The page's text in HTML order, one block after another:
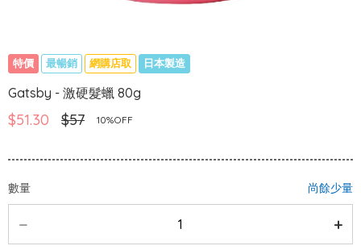
特價 最暢銷 網購店取 日本製造
Gatsby - 激硬髮蠟 80g
$51.30 $57 10%OFF
數量 尚餘少量